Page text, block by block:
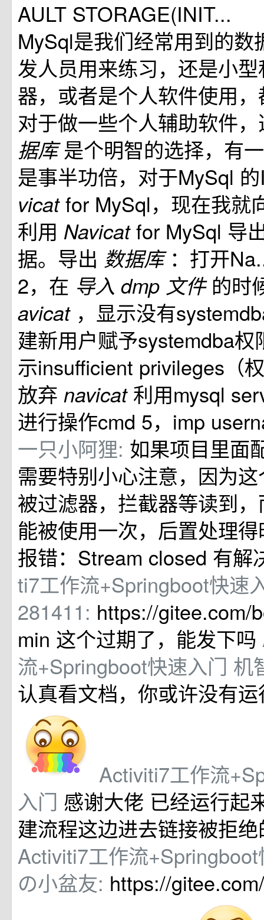
AULT STORAGE(INIT...
MySql是我们经常用到的数
发人员用来练习，还是小
器，或者是个人软件使用
对于做一些个人辅助软件
据库是个明智的选择，有
是事半功倍，对于MySql
vicatfor MySql，现在我就
利用 Navicatfor MySql 导
据。导出 数据库 ：打开
2，在 导入 dmp 文件 的时
avicat ，显示没有
建新用户赋予systemdba权
示insufficient privileges（
放弃 navicat 利用mysql
进行操作cmd 5，imp
一只小阿狸: 如果项目里面
需要特别小心注意，因为
被过滤器，拦截器等读到
能被使用一次，后置处理
报错：Stream closed 有
ti7工作流+Springboot快速
281411: https://gitee.com/
min 这个过期了，能发下吗
流+Springboot快速入门 机
认真看文档，你或许没有
Activiti7工作流
入门 感谢大佬 已经运行起
建流程这边进去链接被拒
Activiti7工作流
の小盆友: https://